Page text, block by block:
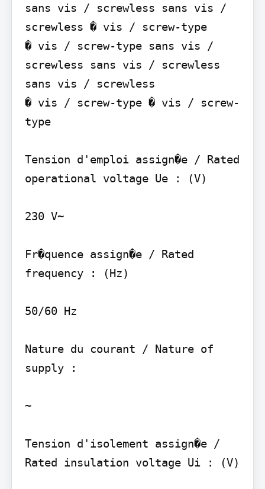
sans vis / screwless sans vis /
screwless � vis / screw-type
� vis / screw-type sans vis /
screwless sans vis / screwless
sans vis / screwless
� vis / screw-type � vis / screw-
type
Tension d'emploi assign�e / Rated
operational voltage Ue : (V)
230 V~
Fr�quence assign�e / Rated
frequency : (Hz)
50/60 Hz
Nature du courant / Nature of
supply :
~
Tension d'isolement assign�e /